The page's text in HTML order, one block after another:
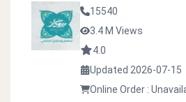
15540
3.4 M Views
4.0
Updated 2026-07-15
Online Order :